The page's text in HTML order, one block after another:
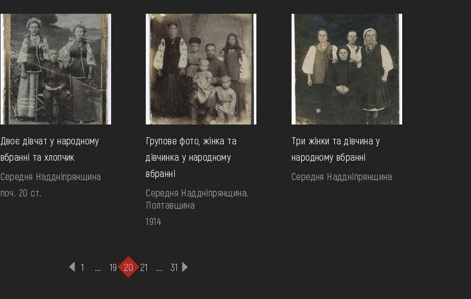
Двоє дівчат у народному
вбранні та хлопчик
Середня Наддніпрянщина
поч. 20 ст.
Групове фото, жінка та
дівчинка у народному
вбранні
Середня Наддніпрянщина.
Полтавщина
1914
Три жінки та дівчина у
народному вбранні
Середня Наддніпрянщина
1 19 20 21 31